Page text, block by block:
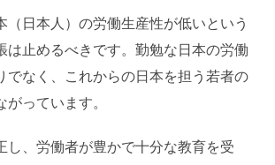
（日本人）の労働生産性が低いという
は止めるべきです。勤勉な日本の労働
でなく、これからの日本を担う若者の
がっています。
し、労働者が豊かで十分な教育を受